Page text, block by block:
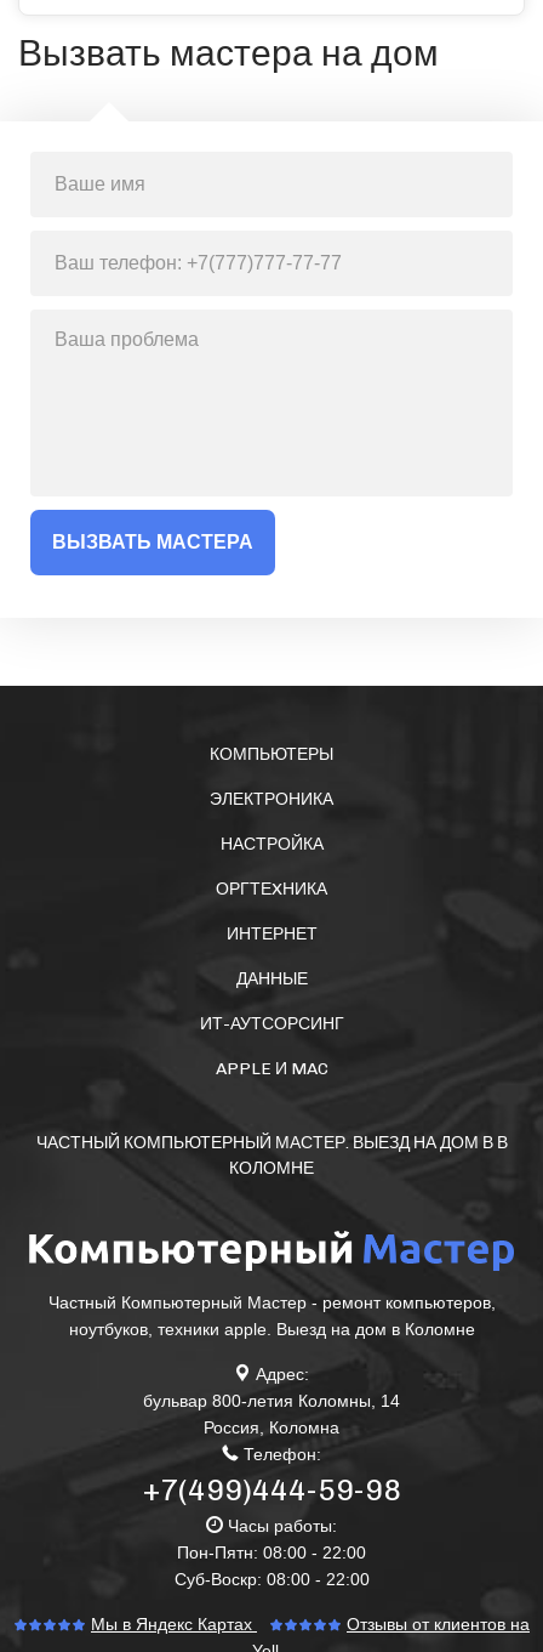
Вызвать мастера на дом
ВЫЗВАТЬ МАСТЕРА
КОМПЬЮТЕРЫ
ЭЛЕКТРОНИКА
НАСТРОЙКА
ОРГТЕXНИКА
ИНТЕРНЕТ
ДАННЫЕ
ИТ-АУТСОРСИНГ
APPLE И MAC
ЧАСТНЫЙ КОМПЬЮТЕРНЫЙ МАСТЕР. ВЫЕЗД НА ДОМ В В
КОЛОМНЕ
Частный Компьютерный Мастер - ремонт компьютеров,
ноутбуков, техники apple. Выезд на дом в Коломне
Адрес:
бульвар 800-летия Коломны, 14
Россия, Коломна
Телефон:
+7(499)444-59-98
Часы работы:
Пон-Пятн: 08:00 - 22:00
Суб-Воскр: 08:00 - 22:00
Мы в Яндекс Картах
Отзывы от клиентов на